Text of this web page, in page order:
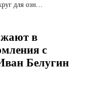
Представители районов приезжают в Локнянский округ для ознакомления с процессом преобразования – Иван Белугин
в
с
Белугин